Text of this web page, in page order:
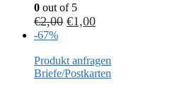
0 out of 5
€2,00 €1,00
-67%
Produkt anfragen
Briefe/Postkarten